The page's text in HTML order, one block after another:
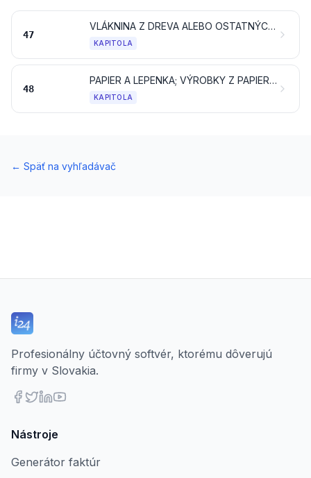
47
VLÁKNINA Z DREVA ALEBO OSTATNÝCH VLÁKNITÝCH CELULÓZOVÝCH MATERIÁLOV; ZBEROVÝ (ODPAD A VÝMET) PAPIER ALEBO LEPENKA
KAPITOLA
48
PAPIER A LEPENKA; VÝROBKY Z PAPIEROVINY, PAPIERA ALEBO LEPENKY
KAPITOLA
← Späť na vyhľadávač
Profesionálny účtovný softvér, ktorému dôverujú
firmy v Slovakia.
Nástroje
Generátor faktúr